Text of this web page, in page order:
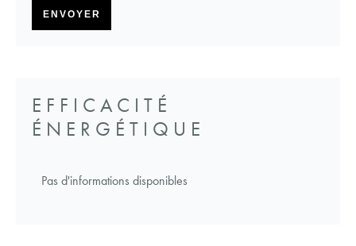
ENVOYER
EFFICACITÉ
ÉNERGÉTIQUE
Pas d'informations disponibles